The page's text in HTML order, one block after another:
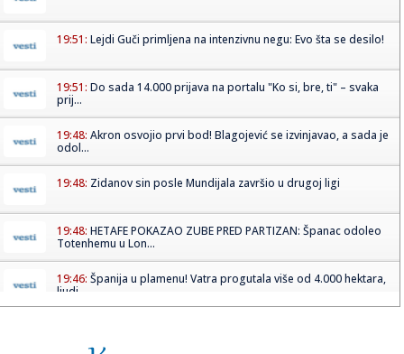
19:51: Lejdi Guči primljena na intenzivnu negu: Evo šta se desilo!
19:51: Do sada 14.000 prijava na portalu "Ko si, bre, ti" – svaka
prij...
19:48: Akron osvojio prvi bod! Blagojević se izvinjavao, a sada je
odol...
19:48: Zidanov sin posle Mundijala završio u drugoj ligi
19:48: HETAFE POKAZAO ZUBE PRED PARTIZAN: Španac odoleo
Totenhemu u Lon...
19:46: Španija u plamenu! Vatra progutala više od 4.000 hektara,
ljudi...